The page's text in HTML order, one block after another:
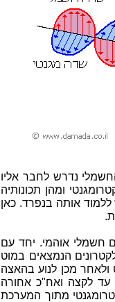
נדרש לחבר אליו
ומהן תכונותיה
אותה בנפרד. כאן
חשמלי אוהמי. יחד עם
הנמצאים במוט
מכן לנוע בהאצה
עד לקצה ואח"כ אחורה
מתוך המערכת